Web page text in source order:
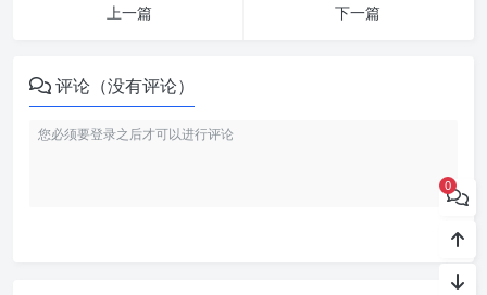
上一篇
下一篇
评论（没有评论）
0